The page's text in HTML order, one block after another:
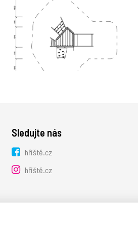
Sledujte nás
hřiště.cz
hřiště.cz